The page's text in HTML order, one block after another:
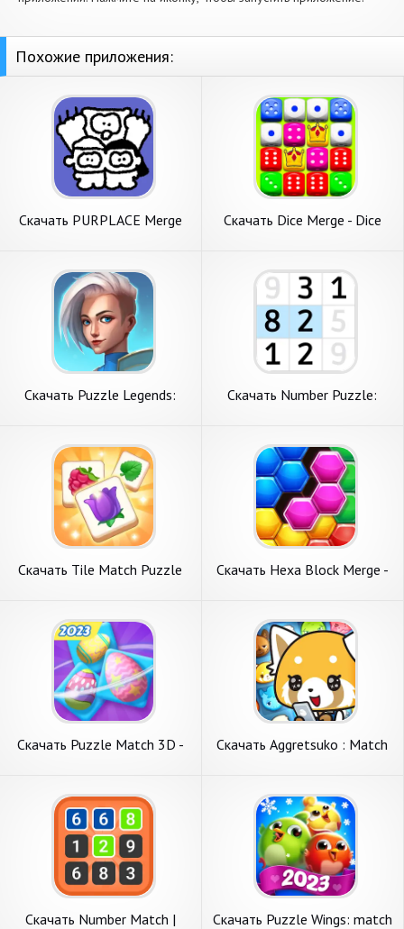
Похожие приложения:
Скачать PURPLACE Merge
Скачать Dice Merge - Dice
Андроид
Скачать Puzzle Legends:
на Андроид
Скачать Number Puzzle:
Андроид
Скачать Tile Match Puzzle
Скачать Hexa Block Merge -
Андроид
Скачать Puzzle Match 3D -
на Андроид
Скачать Aggretsuko : Match
Скачать Number Match |
Скачать Puzzle Wings: match